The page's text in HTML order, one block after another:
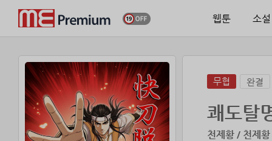
웹툰 소설
무협 완결
쾌도탈
천제황 / 천제황